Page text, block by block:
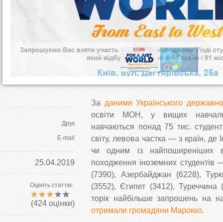
Друк
E-mail
25.04.2019
Оцініть статтю:
(424 оцінки)
За даними Українського
освіти МОН, у вищих
навчаються понад 75 тис.
світу, левова частка — з країн, де
чи одним із найпоширеніших
походження іноземних студентів
(7390), Азербайджан (6228),
(3552), Єгипет (3412),
торік найбільше запрошень на
отримали громадяни Марокко.